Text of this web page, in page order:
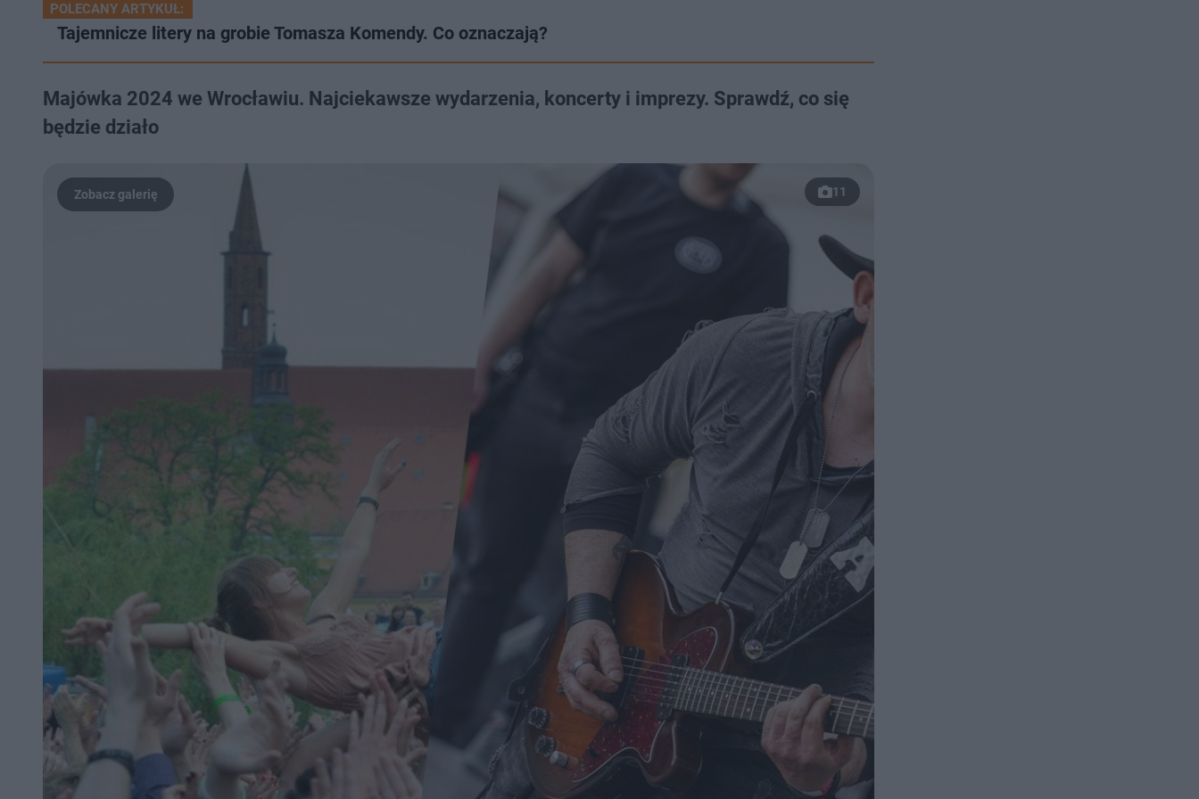
POLECANY ARTYKUŁ:
Tajemnicze litery na grobie Tomasza Komendy. Co oznaczają?
Majówka 2024 we Wrocławiu. Najciekawsze wydarzenia, koncerty i imprezy. Sprawdź, co się
będzie działo
11